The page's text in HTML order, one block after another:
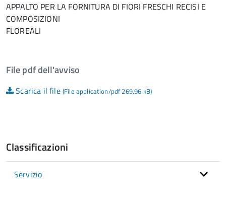
APPALTO PER LA FORNITURA DI FIORI FRESCHI RECISI E
COMPOSIZIONI
FLOREALI
File pdf dell'avviso
Scarica il file (File application/pdf 269,96 kB)
Classificazioni
Servizio